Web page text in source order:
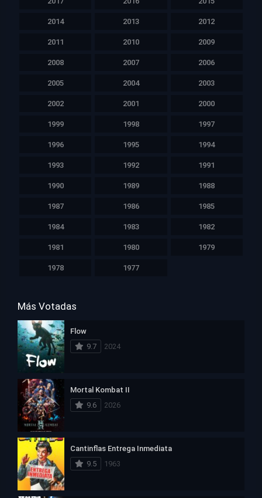
2014 2013 2012
2011 2010 2009
2008 2007 2006
2005 2004 2003
2002 2001 2000
1999 1998 1997
1996 1995 1994
1993 1992 1991
1990 1989 1988
1987 1986 1985
1984 1983 1982
1981 1980 1979
1978 1977
Más Votadas
Flow
9.7
2024
Mortal Kombat II
9.6
2026
Cantinflas Entrega Inmediata
9.5
1963